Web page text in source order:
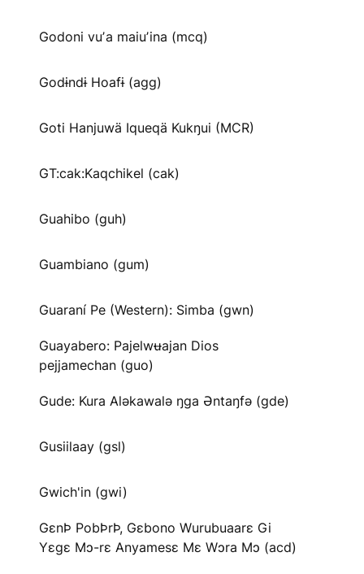
Godoni vuʼa maiuʼina (mcq)
Godɨndɨ Hoafɨ (agg)
Goti Hanjuwä Iqueqä Kukŋui (MCR)
GT:cak:Kaqchikel (cak)
Guahibo (guh)
Guambiano (gum)
Guaraní Pe (Western): Simba (gwn)
Guayabero: Pajelwʉajan Dios
pejjamechan (guo)
Gude: Kura Aləkawalə ŋga Əntaŋfə (gde)
Gusiilaay (gsl)
Gwich'in (gwi)
GɛnÞ PobÞrÞ, Gɛbono Wurubuaarɛ Gi
Yɛgɛ Mɔ-rɛ Anyamesɛ Mɛ Wɔra Mɔ (acd)